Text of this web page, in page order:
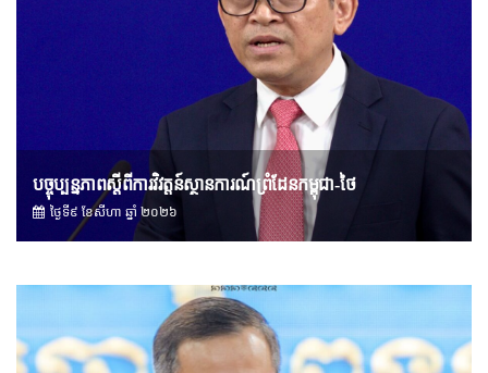
បច្ចុប្បន្នភាពស្ដីពីការវិវត្តន៍ស្ថានការណ៍ព្រំដែនកម្ពុជា-ថៃ
ថ្ងៃទី៩ ខែ​សីហា ឆ្នាំ ២០២៦